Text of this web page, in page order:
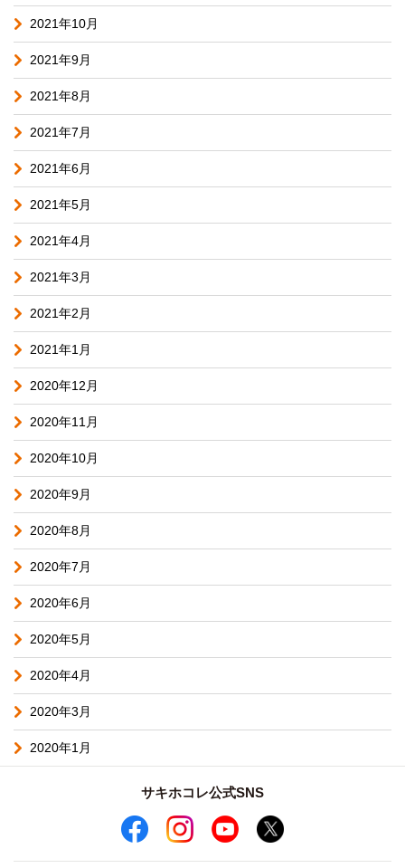
2021年10月
2021年9月
2021年8月
2021年7月
2021年6月
2021年5月
2021年4月
2021年3月
2021年2月
2021年1月
2020年12月
2020年11月
2020年10月
2020年9月
2020年8月
2020年7月
2020年6月
2020年5月
2020年4月
2020年3月
2020年1月
サキホコレ公式SNS